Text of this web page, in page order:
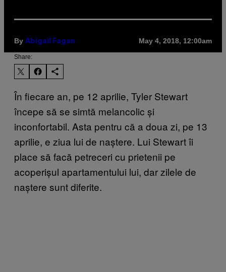
By Abigail Fagan May 4, 2018, 12:00am
Share:
În fiecare an, pe 12 aprilie, Tyler Stewart
începe să se simtă melancolic și
inconfortabil. Asta pentru că a doua zi, pe 13
aprilie, e ziua lui de naștere. Lui Stewart îi
place să facă petreceri cu prietenii pe
acoperișul apartamentului lui, dar zilele de
naștere sunt diferite.